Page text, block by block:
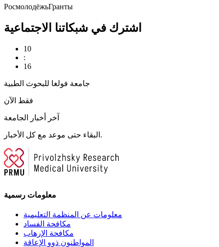
РосмолодёжьГранты
اشترك في شبكاتنا الاجتماعية
10
:
17
جامعة فولغا للبحوث الطبية
فقط الآن
آخر أخبار الجامعة
البقاء حتى موعد مع كل الأخبار.
معلومات رسمية
معلومات عن المنظمة التعليمية
مكافحة الفساد
مكافحة الإرهاب
المواطنون ذوو الإعاقة